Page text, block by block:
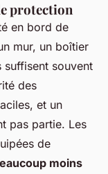
protection
en bord de
mur, un boîtier
suffisent souvent
des
et un
pas partie. Les
de
moins